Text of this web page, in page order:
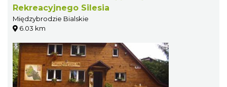
Rekreacyjnego Silesia
Międzybrodzie Bialskie
6.03 km